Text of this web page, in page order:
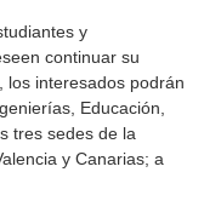
y
continuar su
los interesados podrán
Educación,
tres sedes de la
y Canarias; a